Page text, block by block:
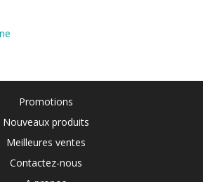
Promotions
Nouveaux produits
Meilleures ventes
Contactez-nous